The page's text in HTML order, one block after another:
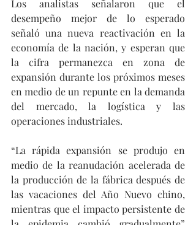
Los analistas señalaron que el
desempeño mejor de lo esperado
señaló una nueva reactivación en la
economía de la nación, y esperan que
la cifra permanezca en zona de
expansión durante los próximos meses
en medio de un repunte en la demanda
del mercado, la logística y las
operaciones industriales.
“La rápida expansión se produjo en
medio de la reanudación acelerada de
la producción de la fábrica después de
las vacaciones del Año Nuevo chino,
mientras que el impacto persistente de